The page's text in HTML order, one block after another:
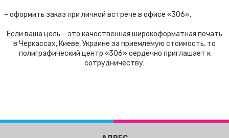
– оформить заказ при личной встрече в офисе «306».
Если ваша цель – это качественная широкоформатная печать
в Черкассах, Киеве, Украине за приемлемую стоимость, то
полиграфический центр «306» сердечно приглашает к
сотрудничеству.